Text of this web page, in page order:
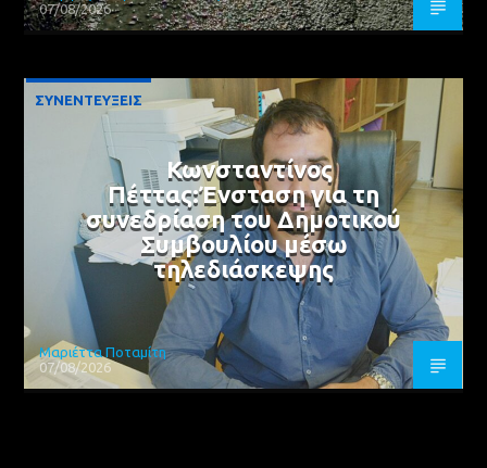
07/08/2026
ΣΥΝΕΝΤΕΥΞΕΙΣ
Κωνσταντίνος
Πέττας:Ένσταση για τη
συνεδρίαση του Δημοτικού
Συμβουλίου μέσω
τηλεδιάσκεψης
Μαριέττα Ποταμίτη
07/08/2026